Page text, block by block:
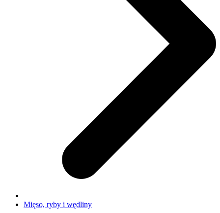
Mięso, ryby i wędliny